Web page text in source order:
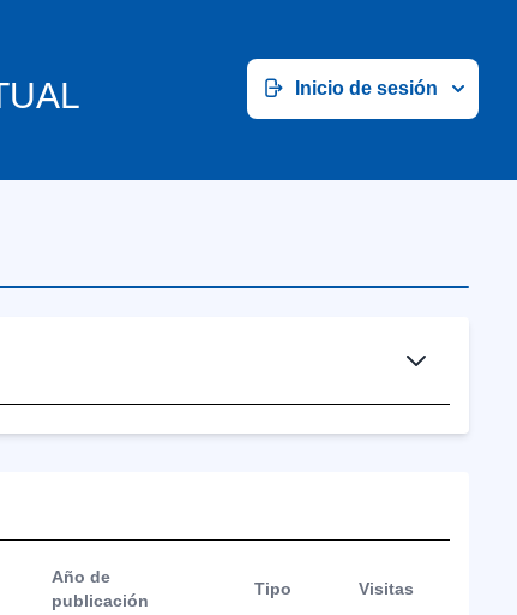
Inicio de sesión
Año de
publicación
Tipo Visitas